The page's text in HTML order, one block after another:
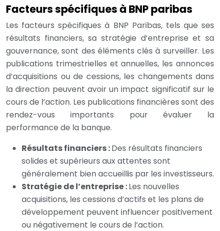
Facteurs spécifiques à BNP paribas
Les facteurs spécifiques à BNP Paribas, tels que ses
résultats financiers, sa stratégie d’entreprise et sa
gouvernance, sont des éléments clés à surveiller. Les
publications trimestrielles et annuelles, les annonces
d’acquisitions ou de cessions, les changements dans
la direction peuvent avoir un impact significatif sur le
cours de l’action. Les publications financières sont des
rendez-vous importants pour évaluer la
performance de la banque.
Résultats financiers :Des résultats financiers
solides et supérieurs aux attentes sont
généralement bien accueillis par les investisseurs.
Stratégie de l’entreprise :Les nouvelles
acquisitions, les cessions d’actifs et les plans de
développement peuvent influencer positivement
ou négativement le cours de l’action.